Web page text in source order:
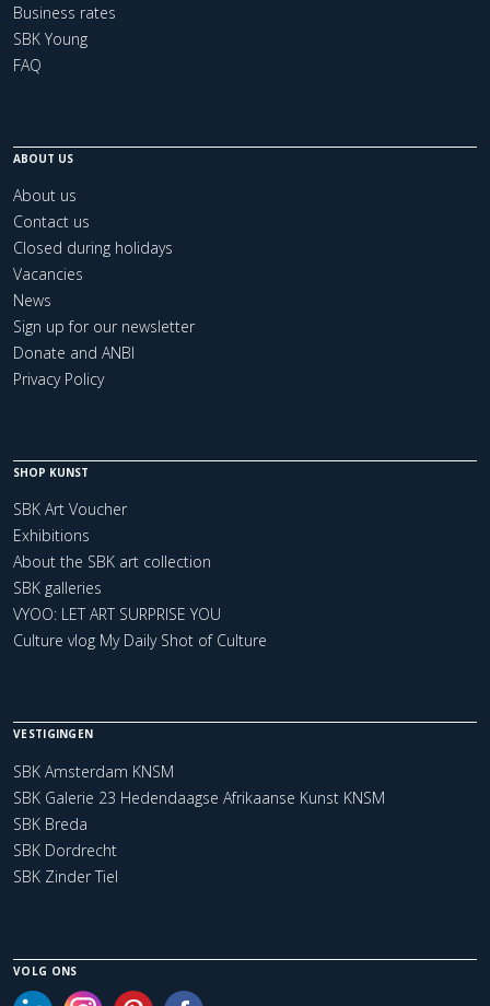
Business rates
SBK Young
FAQ
ABOUT US
About us
Contact us
Closed during holidays
Vacancies
News
Sign up for our newsletter
Donate and ANBI
Privacy Policy
SHOP KUNST
SBK Art Voucher
Exhibitions
About the SBK art collection
SBK galleries
VYOO: LET ART SURPRISE YOU
Culture vlog My Daily Shot of Culture
VESTIGINGEN
SBK Amsterdam KNSM
SBK Galerie 23 Hedendaagse Afrikaanse Kunst KNSM
SBK Breda
SBK Dordrecht
SBK Zinder Tiel
VOLG ONS